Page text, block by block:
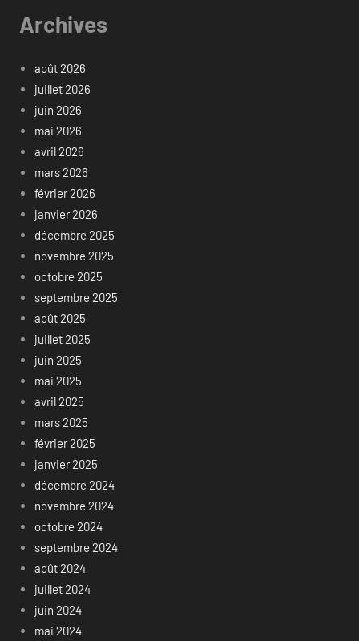
Archives
août 2026
juillet 2026
juin 2026
mai 2026
avril 2026
mars 2026
février 2026
janvier 2026
décembre 2025
novembre 2025
octobre 2025
septembre 2025
août 2025
juillet 2025
juin 2025
mai 2025
avril 2025
mars 2025
février 2025
janvier 2025
décembre 2024
novembre 2024
octobre 2024
septembre 2024
août 2024
juillet 2024
juin 2024
mai 2024